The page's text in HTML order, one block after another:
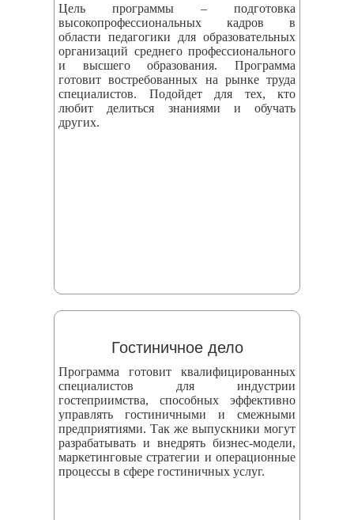
Цель программы – подготовка
высокопрофессиональных кадров в
области педагогики для образовательных
организаций среднего профессионального
и высшего образования. Программа
готовит востребованных на рынке труда
специалистов. Подойдет для тех, кто
любит делиться знаниями и обучать
других.
Гостиничное дело
Программа готовит квалифицированных
специалистов для индустрии
гостеприимства, способных эффективно
управлять гостиничными и смежными
предприятиями. Так же выпускники могут
разрабатывать и внедрять бизнес‑модели,
маркетинговые стратегии и операционные
процессы в сфере гостиничных услуг.